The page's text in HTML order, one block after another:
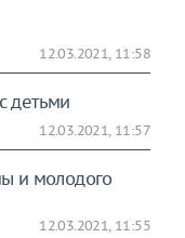
12.03.2021, 11:58
детьми
12.03.2021, 11:57
и молодого
12.03.2021, 11:55